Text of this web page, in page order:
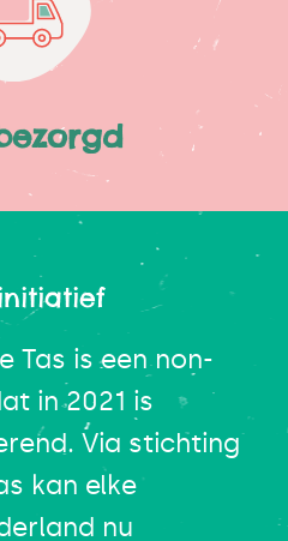
Tas is een non-
in 2021 is
Via stichting
kan elke
nu